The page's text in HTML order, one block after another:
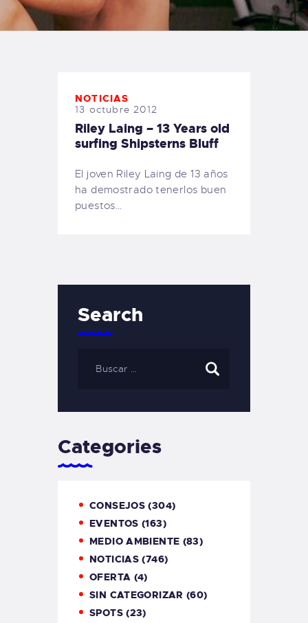
TIENDA FAMILY SURFERS
WEBCAM SALINAS
NOTICIAS
13 octubre 2012
Riley Laing – 13 Years old
surfing Shipsterns Bluff
El joven Riley Laing de 13 años
ha demostrado tenerlos buen
puestos…
Search
Categories
CONSEJOS (304)
EVENTOS (163)
MEDIO AMBIENTE (83)
NOTICIAS (746)
OFERTA (4)
SIN CATEGORIZAR (60)
SPOTS(23)